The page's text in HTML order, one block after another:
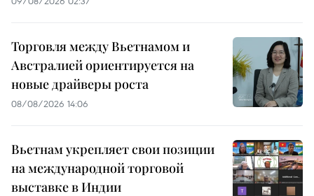
Торговля между Вьетнамом и
Австралией ориентируется на
новые драйверы роста
08/08/2026 14:06
Вьетнам укрепляет свои позиции
на международной торговой
выставке в Индии